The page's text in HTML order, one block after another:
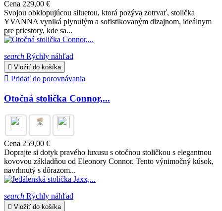
Cena 229,00 €
Svojou obklopujúcou siluetou, ktorá pozýva zotrvať, stolička
YVANNA vyniká plynulým a sofistikovaným dizajnom, ideálnym
pre priestory, kde sa...
search Rýchly náhľad
 Vložiť do košíka
 Pridať do porovnávania
Otočná stolička Connor,...
Cena 259,00 €
Doprajte si dotyk pravého luxusu s otočnou stoličkou s elegantnou
kovovou základňou od Eleonory Connor. Tento výnimočný kúsok,
navrhnutý s dôrazom...
search Rýchly náhľad
 Vložiť do košíka